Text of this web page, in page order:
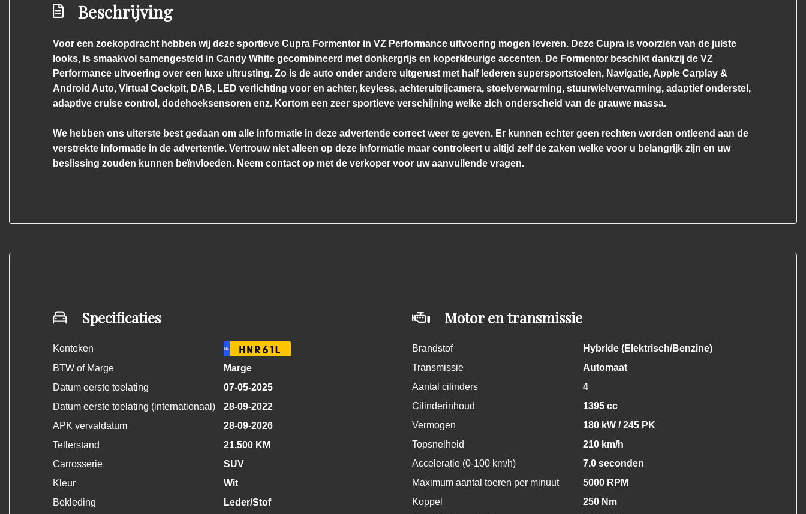
Beschrijving
Voor een zoekopdracht hebben wij deze sportieve Cupra Formentor in VZ Performance uitvoering mogen leveren. Deze Cupra is voorzien van de juiste
looks, is smaakvol samengesteld in Candy White gecombineerd met donkergrijs en koperkleurige accenten. De Formentor beschikt dankzij de VZ
Performance uitvoering over een luxe uitrusting. Zo is de auto onder andere uitgerust met half lederen supersportstoelen, Navigatie, Apple Carplay &
Android Auto, Virtual Cockpit, DAB, LED verlichting voor en achter, keyless, achteruitrijcamera, stoelverwarming, stuurwielverwarming, adaptief onderstel,
adaptive cruise control, dodehoeksensoren enz. Kortom een zeer sportieve verschijning welke zich onderscheid van de grauwe massa.
We hebben ons uiterste best gedaan om alle informatie in deze advertentie correct weer te geven. Er kunnen echter geen rechten worden ontleend aan de
verstrekte informatie in de advertentie. Vertrouw niet alleen op deze informatie maar controleert u altijd zelf de zaken welke voor u belangrijk zijn en uw
beslissing zouden kunnen beïnvloeden. Neem contact op met de verkoper voor uw aanvullende vragen.
Specificaties
Kenteken NL HNR61L
BTW of Marge
Marge
Datum eerste toelating
07-05-2025
Datum eerste toelating (internationaal)
28-09-2022
APK vervaldatum
28-09-2026
Tellerstand
21.500 KM
Carrosserie
SUV
Kleur
Wit
Bekleding
Leder/Stof
Motor en transmissie
Brandstof
Hybride (Elektrisch/Benzine)
Transmissie
Automaat
Aantal cilinders
4
Cilinderinhoud
1395 cc
Vermogen
180 kW / 245 PK
Topsnelheid
210 km/h
Acceleratie (0-100 km/h)
7.0 seconden
Maximum aantal toeren per minuut
5000 RPM
Koppel
250 Nm